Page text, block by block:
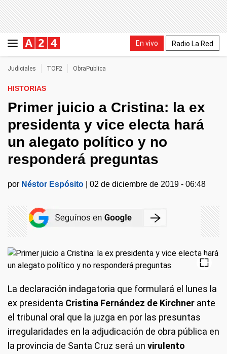
En vivo Radio La Red
Judiciales TOF2 ObraPublica
HISTORIAS
Primer juicio a Cristina: la ex
presidenta y vice electa hará
un alegato político y no
responderá preguntas
por Néstor Espósito 02 de diciembre de 2019 - 06:48
La declaración indagatoria que formulará el lunes la
ex presidenta Cristina Fernández de Kirchner ante
el tribunal oral que la juzga en por las presuntas
irregularidades en la adjudicación de obra pública en
la provincia de Santa Cruz será un virulento